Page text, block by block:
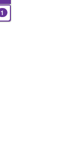
1